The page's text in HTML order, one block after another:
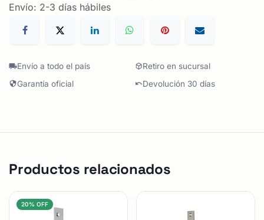
Envío: 2-3 días hábiles
Envío a todo el país
Retiro en sucursal
Garantía oficial
Devolución 30 días
Productos relacionados
20% OFF